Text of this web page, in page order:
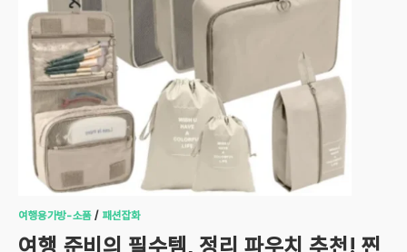
여행용가방-소품/ 패션잡화
여행 준비의 필수템, 정리 파우치 추천! 찐